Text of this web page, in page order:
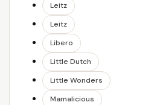
Leitz
Leitz
Libero
Little Dutch
Little Wonders
Mamalicious